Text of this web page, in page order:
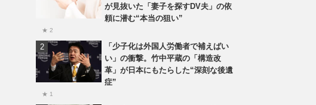
が見抜いた「妻子を探すDV夫」の依
頼に潜む“本当の狙い”
★ 2
「少子化は外国人労働者で補えばい
い」の衝撃。竹中平蔵の「構造改
革」が日本にもたらした“深刻な後遺
症”
★ 1